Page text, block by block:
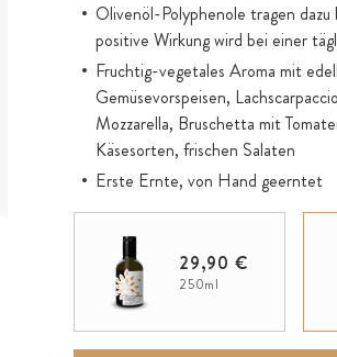
Olivenöl-Polyphenole tragen
positive Wirkung wird bei einer
Fruchtig-vegetales Aroma mit
Gemüsevorspeisen,
Mozzarella, Bruschetta mit
Käsesorten, frischen Salaten
Erste Ernte, von Hand geerntet
29,90 €
250ml